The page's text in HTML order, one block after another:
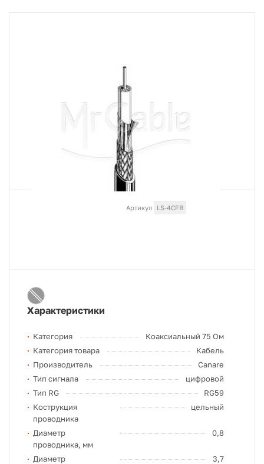
Артикул LS-4CFB
Характеристики
Категория
Коаксиальный 75 Ом
Категория товара
Кабель
Производитель
Canare
Тип сигнала
цифровой
Тип RG
RG59
Кострукция
проводника
цельный
Диаметр
проводника, мм
0,8
Диаметр
3,7